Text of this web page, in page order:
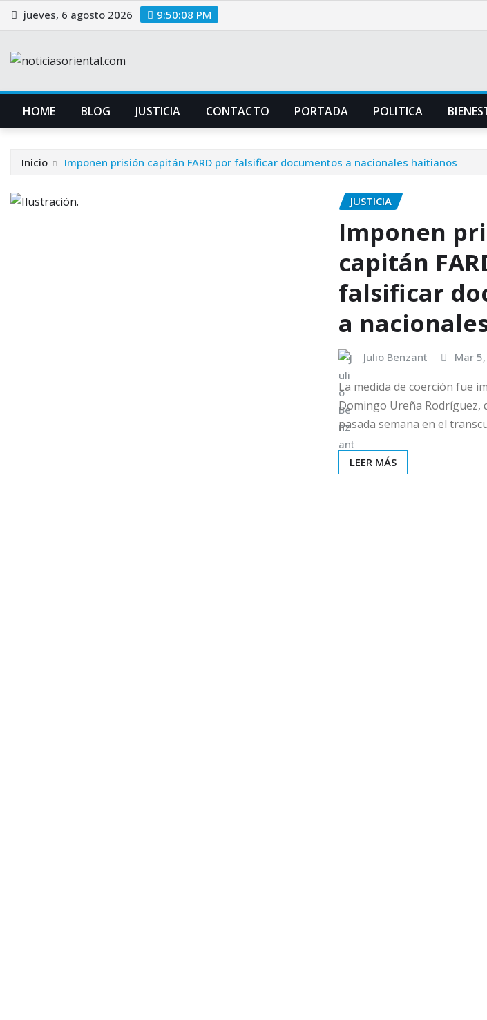
Saltar
al
jueves, 6 agosto 2026 9:50:09 PM
HOME BLOG JUSTICIA CONTACTO PORTADA POLITICA
Inicio Imponen prisión capitán FARD por falsificar documentos a nacionales haitianos
JUSTICIA
Imponen
capitán
falsificar
a
Julio Benzant Mar
La medida de coerción fue
Domingo Ureña Rodríguez,
pasada semana en el
LEER MÁS